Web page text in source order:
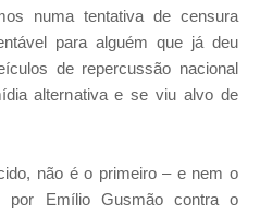
numa tentativa de censura
para alguém que já deu
de repercussão nacional
alternativa e se viu alvo de
não é o primeiro – e nem o
por Emílio Gusmão contra o